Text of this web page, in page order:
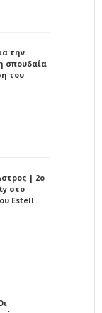
την
σπουδαία
του
| 2ο
στο
Estell…